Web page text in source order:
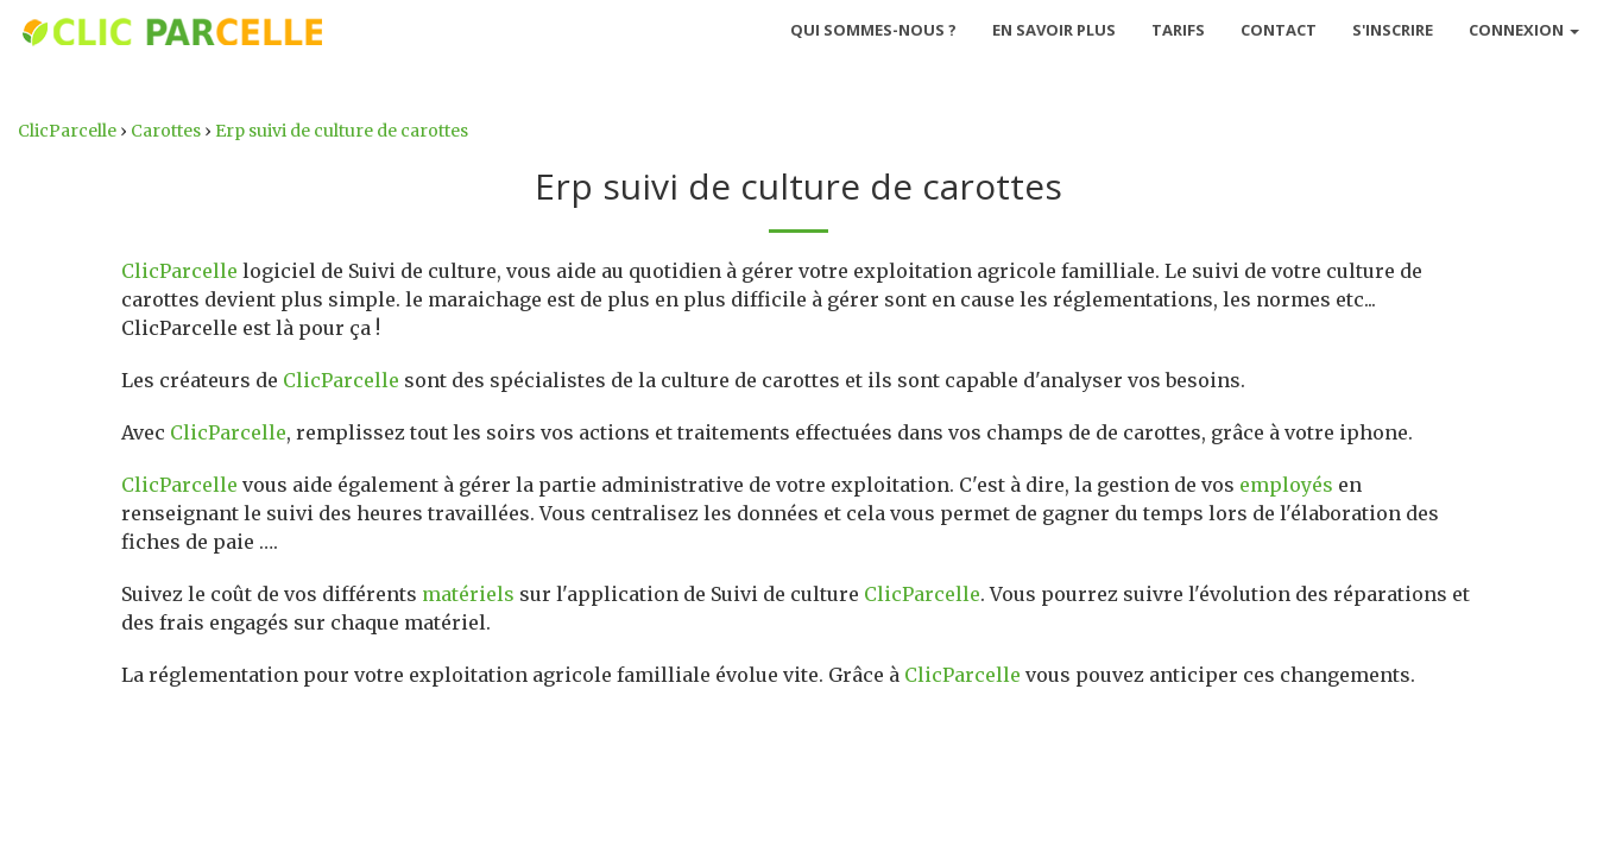
QUI SOMMES-NOUS ? EN SAVOIR PLUS TARIFS CONTACT S'INSCRIRE CONNEXION
ClicParcelle › Carottes › Erp suivi de culture de carottes
Erp suivi de culture de carottes
ClicParcelle logiciel de Suivi de culture, vous aide au quotidien à gérer votre exploitation agricole familliale. Le suivi de votre culture de
carottes devient plus simple. le maraichage est de plus en plus difficile à gérer sont en cause les réglementations, les normes etc...
ClicParcelle est là pour ça !
Les créateurs de ClicParcelle sont des spécialistes de la culture de carottes et ils sont capable d'analyser vos besoins.
Avec ClicParcelle, remplissez tout les soirs vos actions et traitements effectuées dans vos champs de de carottes, grâce à votre iphone.
ClicParcelle vous aide également à gérer la partie administrative de votre exploitation. C'est à dire, la gestion de vos employés en
renseignant le suivi des heures travaillées. Vous centralisez les données et cela vous permet de gagner du temps lors de l'élaboration des
fiches de paie ….
Suivez le coût de vos différents matériels sur l'application de Suivi de culture ClicParcelle. Vous pourrez suivre l'évolution des réparations et
des frais engagés sur chaque matériel.
La réglementation pour votre exploitation agricole familliale évolue vite. Grâce à ClicParcelle vous pouvez anticiper ces changements.